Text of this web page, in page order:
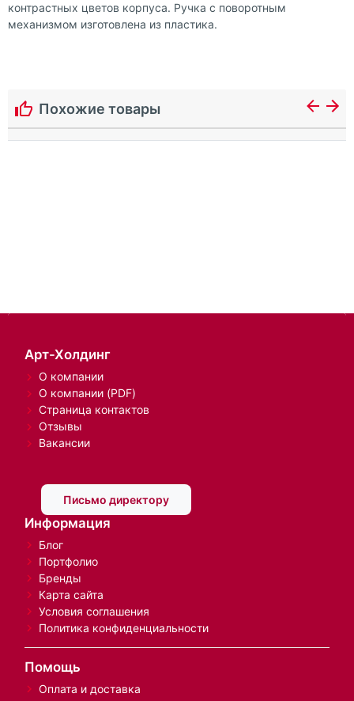
контрастных цветов корпуса. Ручка с поворотным
механизмом изготовлена из пластика.
Похожие товары
Арт-Холдинг
О компании
О компании (PDF)
Страница контактов
Отзывы
Вакансии
Письмо директору
Информация
Блог
Портфолио
Бренды
Карта сайта
Условия соглашения
Политика конфиденциальности
Помощь
Оплата и доставка